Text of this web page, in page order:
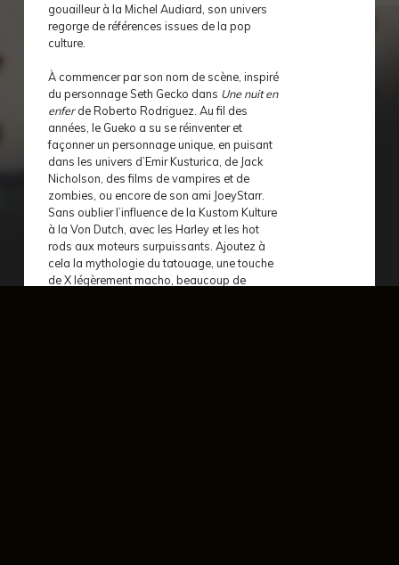
gouailleur à la Michel Audiard, son univers
regorge de références issues de la pop
culture.
À commencer par son nom de scène, inspiré
du personnage Seth Gecko dans Une nuit en
enferde Roberto Rodriguez. Au fil des
années, le Gueko a su se réinventer et
façonner un personnage unique, en puisant
dans les univers d’Emir Kusturica, de Jack
Nicholson, des films de vampires et de
zombies, ou encore de son ami JoeyStarr.
Sans oublier l’influence de la Kustom Kulture
à la Von Dutch, avec les Harley et les hot
rods aux moteurs surpuissants. Ajoutez à
cela la mythologie du tatouage, une touche
de X légèrement macho, beaucoup de